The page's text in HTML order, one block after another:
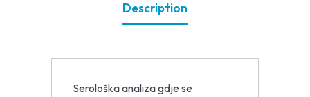
Description
Serološka analiza gdje se